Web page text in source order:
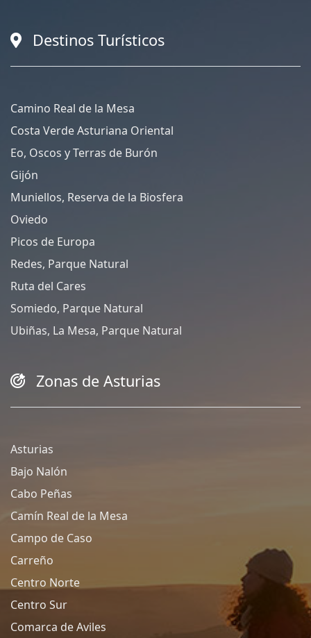
Destinos Turísticos
Camino Real de la Mesa
Costa Verde Asturiana Oriental
Eo, Oscos y Terras de Burón
Gijón
Muniellos, Reserva de la Biosfera
Oviedo
Picos de Europa
Redes, Parque Natural
Ruta del Cares
Somiedo, Parque Natural
Ubiñas, La Mesa, Parque Natural
Zonas de Asturias
Asturias
Bajo Nalón
Cabo Peñas
Camín Real de la Mesa
Campo de Caso
Carreño
Centro Norte
Centro Sur
Comarca de Aviles